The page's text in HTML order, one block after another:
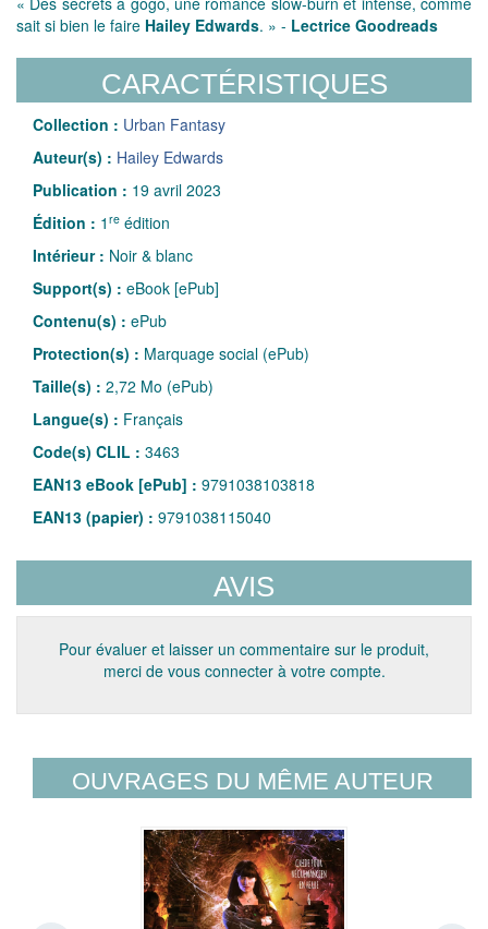
sait si bien le faire Hailey Edwards. » - Lectrice Goodreads
CARACTÉRISTIQUES
Collection : Urban Fantasy
Auteur(s) : Hailey Edwards
Publication : 19 avril 2023
Édition : 1 re édition
Intérieur : Noir & blanc
Support(s) : eBook [ePub]
Contenu(s) : ePub
Protection(s) : Marquage social (ePub)
Taille(s) : 2,72 Mo (ePub)
Langue(s) : Français
Code(s) CLIL : 3463
EAN13 eBook [ePub] : 9791038103818
EAN13 (papier) : 9791038115040
AVIS
Pour évaluer et laisser un commentaire sur le produit,
merci de vous connecter à votre compte.
OUVRAGES DU MÊME AUTEUR